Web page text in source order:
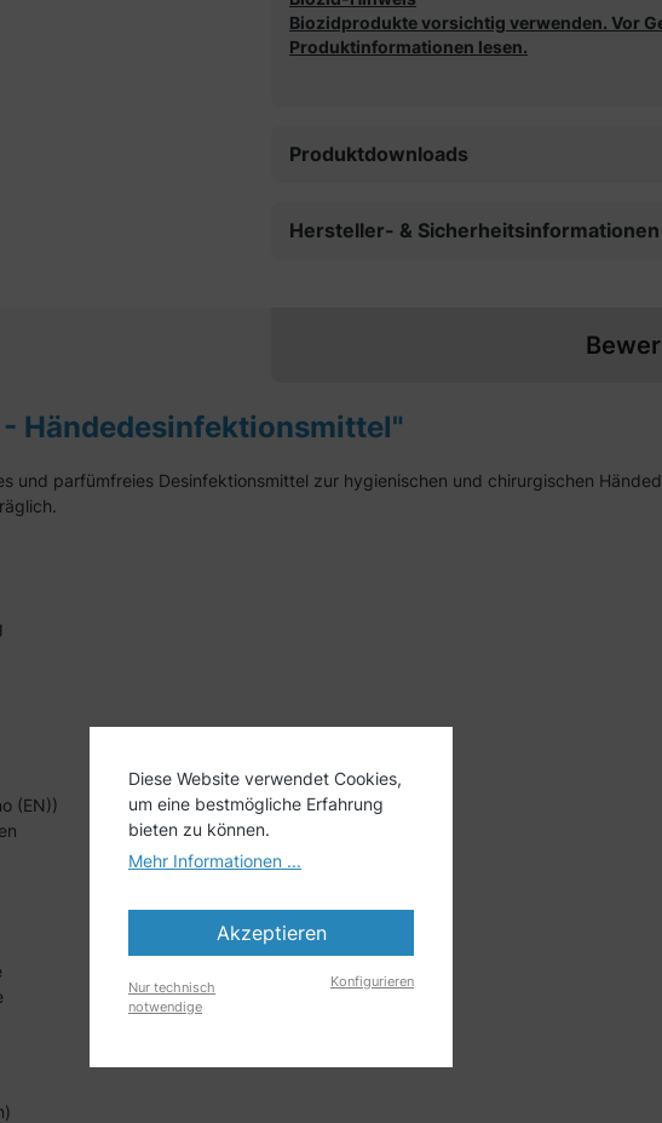
Biozidprodukte vorsichtig verwenden. Vor
Produktinformationen lesen.
Produktdownloads
Hersteller- & Sicherheitsinformationen
Händedesinfektionsmittel"
und parfümfreies Desinfektionsmittel zur hygienischen und chirurgischen
(EN))
Diese Website verwendet Cookies,
um eine bestmögliche Erfahrung
bieten zu können.
Mehr Informationen ...
Akzeptieren
Nur technisch
notwendige
Konfigurieren